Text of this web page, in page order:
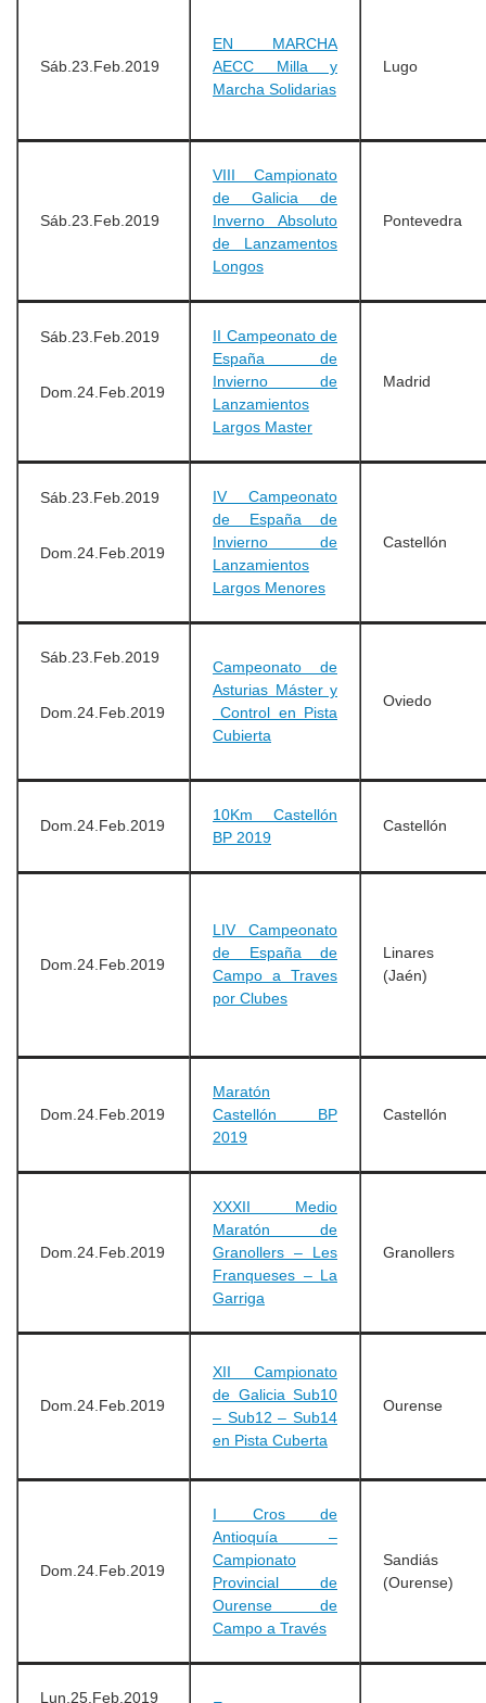
Sáb.23.Feb.2019
EN MARCHA
AECC Milla y
Marcha Solidarias
Lugo
Sáb.23.Feb.2019
VIII Campionato
de Galicia de
Inverno Absoluto
de Lanzamentos
Longos
Pontevedra
Sáb.23.Feb.2019
Dom.24.Feb.2019
II Campeonato de
España de
Invierno de
Lanzamientos
Largos Master
Madrid
Sáb.23.Feb.2019
Dom.24.Feb.2019
IV Campeonato
de España de
Invierno de
Lanzamientos
Largos Menores
Castellón
Sáb.23.Feb.2019
Dom.24.Feb.2019
Campeonato de
Asturias Máster y
Control en Pista
Cubierta
Oviedo
Dom.24.Feb.2019
10Km Castellón
BP 2019
Castellón
Dom.24.Feb.2019
LIV Campeonato
de España de
Campo a Traves
por Clubes
Linares
(Jaén)
Dom.24.Feb.2019
Maratón
Castellón BP
2019
Castellón
Dom.24.Feb.2019
XXXII Medio
Maratón de
Granollers – Les
Franqueses – La
Garriga
Granollers
Dom.24.Feb.2019
XII Campionato
de Galicia Sub10
– Sub12 – Sub14
en Pista Cuberta
Ourense
Dom.24.Feb.2019
I Cros de
Antioquía –
Campionato
Provincial de
Ourense de
Campo a Través
Sandiás
(Ourense)
Lun.25.Feb.2019